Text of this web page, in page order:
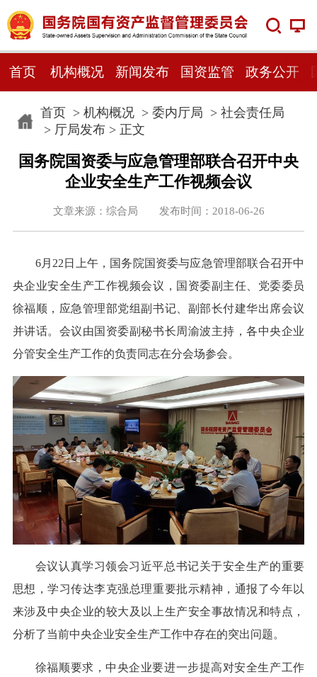
首页 机构概况 新闻发布 国资监管 政务公开
首页> 机构概况> 委内厅局 > 社会责任局
> 厅局发布> 正文
国务院国资委与应急管理部联合召开中央
企业安全生产工作视频会议
文章来源：综合局 发布时间：2018-06-26
6月22日上午，国务院国资委与应急管理部联合召开中
央企业安全生产工作视频会议，国资委副主任、党委委员
徐福顺，应急管理部党组副书记、副部长付建华出席会议
并讲话。会议由国资委副秘书长周渝波主持，各中央企业
分管安全生产工作的负责同志在分会场参会。
会议认真学习领会习近平总书记关于安全生产的重要
思想，学习传达李克强总理重要批示精神，通报了今年以
来涉及中央企业的较大及以上生产安全事故情况和特点，
分析了当前中央企业安全生产工作中存在的突出问题。
徐福顺要求，中央企业要进一步提高对安全生产工作